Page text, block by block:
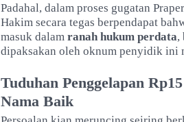
Padahal, dalam proses gugatan
Hakim secara tegas berpendapat
masuk dalam ranah hukum perdata,
dipaksakan oleh oknum penyidik ini
Tuduhan Penggelapan
Nama Baik